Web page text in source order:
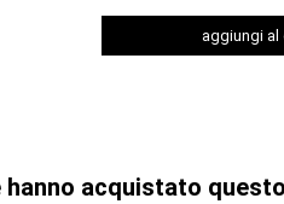
aggiungi al
hanno acquistato